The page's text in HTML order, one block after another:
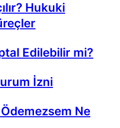
Hukuki
Edilebilir mi?
İzni
Ne